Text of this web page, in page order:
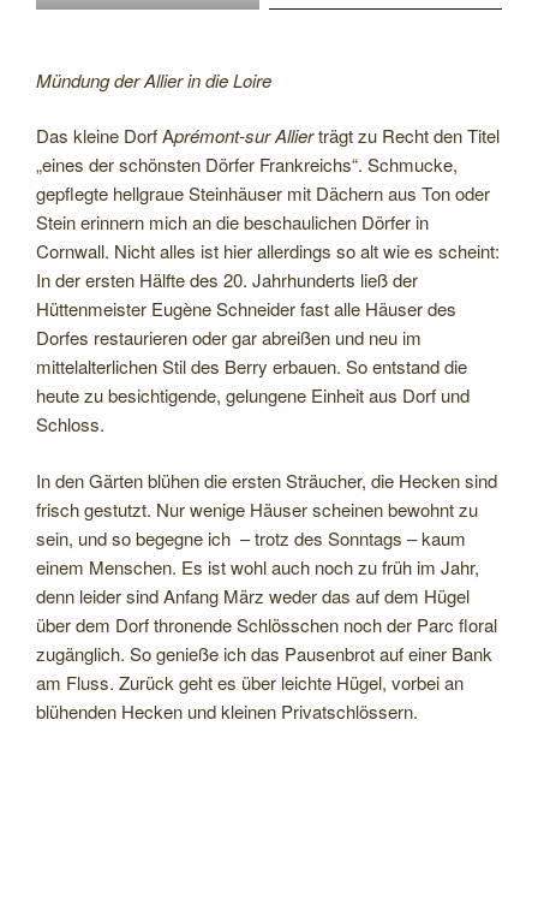
Mündung der Allier in die Loire
Das kleine Dorf Aprémont-sur Allierträgt zu Recht den Titel
„eines der schönsten Dörfer Frankreichs“. Schmucke,
gepflegte hellgraue Steinhäuser mit Dächern aus Ton oder
Stein erinnern mich an die beschaulichen Dörfer in
Cornwall. Nicht alles ist hier allerdings so alt wie es scheint:
In der ersten Hälfte des 20. Jahrhunderts ließ der
Hüttenmeister Eugène Schneider fast alle Häuser des
Dorfes restaurieren oder gar abreißen und neu im
mittelalterlichen Stil des Berry erbauen. So entstand die
heute zu besichtigende, gelungene Einheit aus Dorf und
Schloss.
In den Gärten blühen die ersten Sträucher, die Hecken sind
frisch gestutzt. Nur wenige Häuser scheinen bewohnt zu
sein, und so begegne ich – trotz des Sonntags – kaum
einem Menschen. Es ist wohl auch noch zu früh im Jahr,
denn leider sind Anfang März weder das auf dem Hügel
über dem Dorf thronende Schlösschen noch der Parc floral
zugänglich. So genieße ich das Pausenbrot auf einer Bank
am Fluss. Zurück geht es über leichte Hügel, vorbei an
blühenden Hecken und kleinen Privatschlössern.